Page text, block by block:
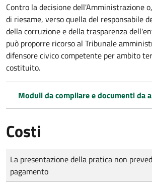
Contro la decisione dell'Amministrazione
di riesame, verso quella del responsabile
della corruzione e della trasparenza
può proporre ricorso al Tribunale
difensore civico competente per ambito
costituito.
Moduli da compilare e documenti da
Costi
Tipo di pagamento
Importo
La presentazione della pratica non
pagamento